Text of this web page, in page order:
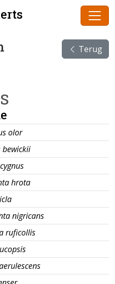
Terug
olor
bewickii
hrota
nigricans
ruficollis